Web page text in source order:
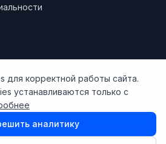
работы сервиса носят исключительно
характер, не являются
и не могут рассматриваться как
для корректной работы сайта.
устанавливаются только с
аналитику